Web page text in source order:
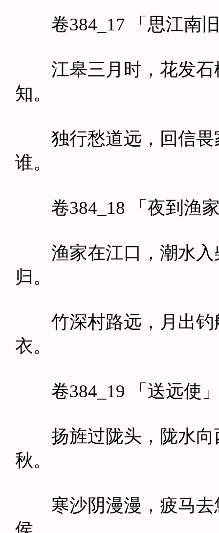
卷384_17 「思江南
江皋三月时，花发石
知。
独行愁道远，回信畏
谁。
卷384_18 「夜到渔家
渔家在江口，潮水入
归。
竹深村路远，月出钓
衣。
卷384_19 「送远使
扬旌过陇头，陇水向
秋。
寒沙阴漫漫，疲马去